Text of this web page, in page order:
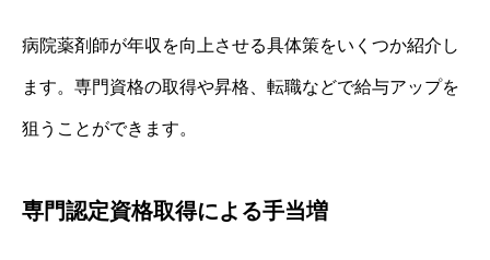
病院薬剤師が年収を向上させる具体策をいくつか紹介し
ます。専門資格の取得や昇格、転職などで給与アップを
狙うことができます。
専門認定資格取得による手当増